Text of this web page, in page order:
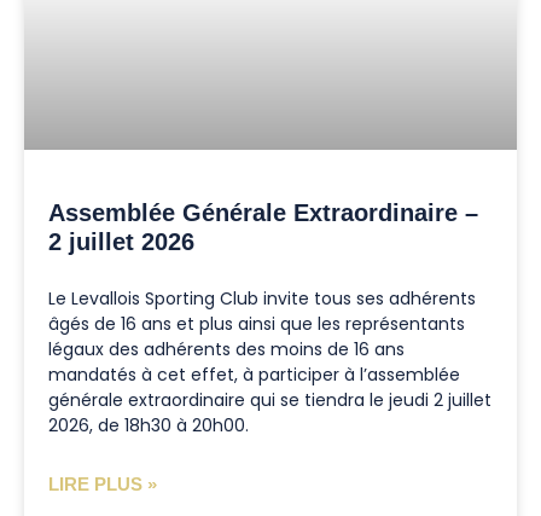
Assemblée Générale Extraordinaire –
2 juillet 2026
Le Levallois Sporting Club invite tous ses adhérents
âgés de 16 ans et plus ainsi que les représentants
légaux des adhérents des moins de 16 ans
mandatés à cet effet, à participer à l’assemblée
générale extraordinaire qui se tiendra le jeudi 2 juillet
2026, de 18h30 à 20h00.
LIRE PLUS »